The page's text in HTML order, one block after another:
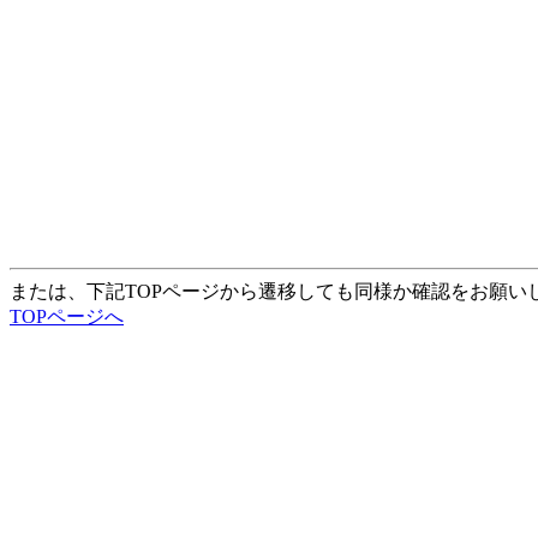
または、下記TOPページから遷移しても同様か確認をお願い
TOPページへ